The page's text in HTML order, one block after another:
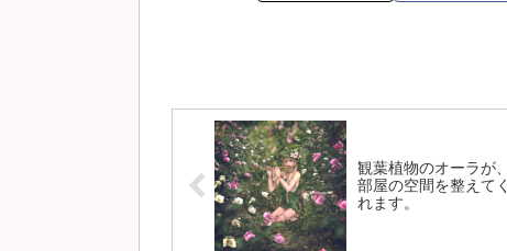
観葉植物のオーラが、
部屋の空間を整えてく
れます。